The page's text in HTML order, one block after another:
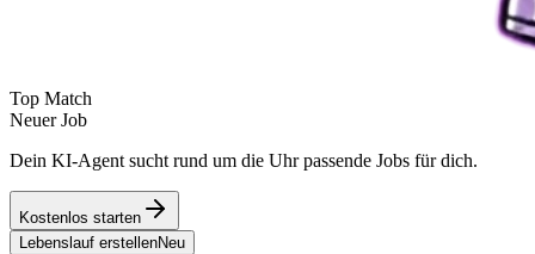
Top Match
Neuer Job
Dein KI-Agent sucht rund um die Uhr passende Jobs für dich.
Kostenlos starten
Lebenslauf erstellenNeu